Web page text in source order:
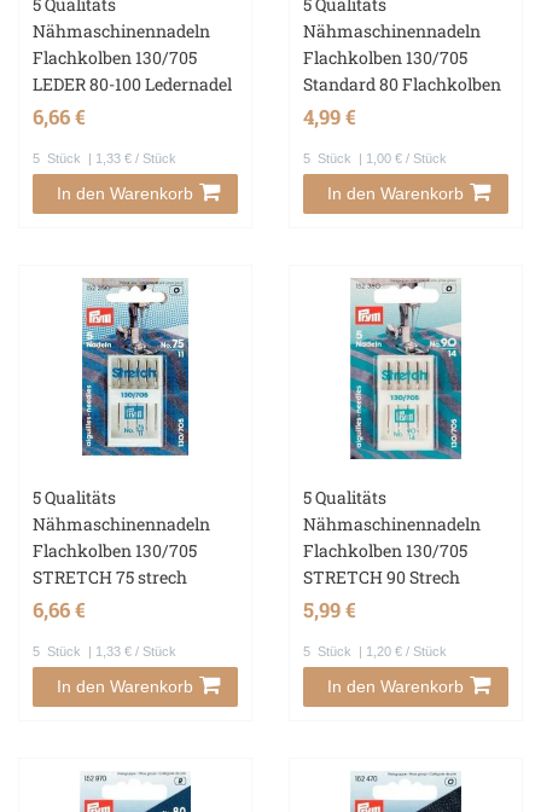
Nähmaschinennadeln
Flachkolben 130/705
LEDER 80-100 Ledernadel
6,66 €
5 Stück | 1,33 € / Stück
In den Warenkorb
Nähmaschinennadeln
Flachkolben 130/705
Standard 80 Flachkolben
4,99 €
5 Stück | 1,00 € / Stück
In den Warenkorb
5 Qualitäts
Nähmaschinennadeln
Flachkolben 130/705
STRETCH 75 strech
6,66 €
5 Stück | 1,33 € / Stück
In den Warenkorb
5 Qualitäts
Nähmaschinennadeln
Flachkolben 130/705
STRETCH 90 Strech
5,99 €
5 Stück | 1,20 € / Stück
In den Warenkorb